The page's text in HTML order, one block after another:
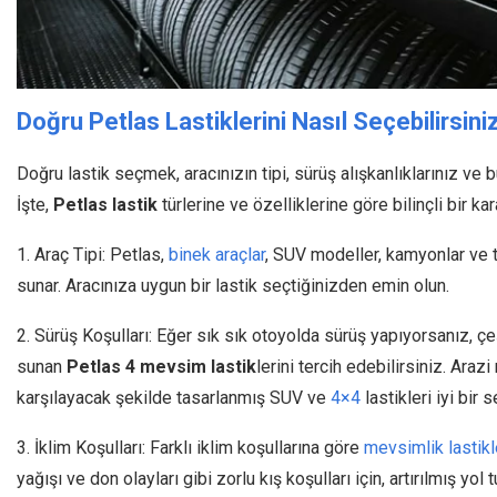
Doğru Petlas Lastiklerini Nasıl
Doğru lastik seçmek, aracınızın tipi, sürüş alışkanlıklarınız
İşte, Petlas lastik türlerine ve özelliklerine göre bilinçli bir
1. Araç Tipi: Petlas, binek araçlar, SUV modeller, kamyonlar
sunar. Aracınıza uygun bir lastik seçtiğinizden emin olun.
2. Sürüş Koşulları: Eğer sık sık otoyolda sürüş yapıyorsanız,
sunan Petlas 4 mevsim lastiklerini tercih edebilirsiniz. Arazi
karşılayacak şekilde tasarlanmış SUV ve 4×4 lastikleri iyi bir
3. İklim Koşulları: Farklı iklim koşullarına göre mevsimlik
yağışı ve don olayları gibi zorlu kış koşulları için, artırılmış